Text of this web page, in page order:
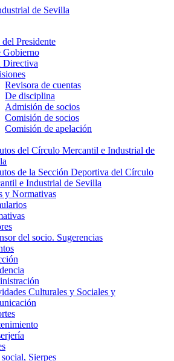
Presidente
Gobierno
Directiva
Revisora de cuentas
De disciplina
Admisión de socios
Comisión de socios
Comisión de apelación
del Círculo Mercantil e Industrial de
de la Sección Deportiva del Círculo
e Industrial de Sevilla
y Normativas
del socio. Sugerencias
Culturales y Sociales y
social, Sierpes